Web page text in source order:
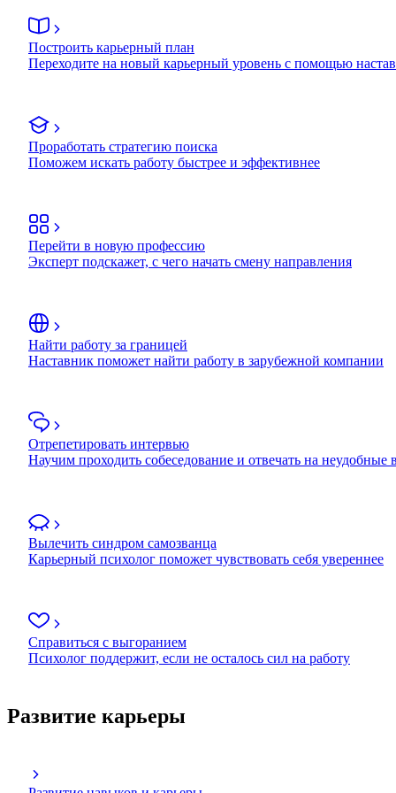
Построить карьерный план
Переходите на новый карьерный уровень с помощью
Проработать стратегию поиска
Поможем искать работу быстрее и эффективнее
Перейти в новую профессию
Эксперт подскажет, с чего начать смену направления
Найти работу за границей
Наставник поможет найти работу в зарубежной компании
Отрепетировать интервью
Научим проходить собеседование и отвечать на неудобные
Вылечить синдром самозванца
Карьерный психолог поможет чувствовать себя увереннее
Справиться с выгоранием
Психолог поддержит, если не осталось сил на работу
Развитие карьеры